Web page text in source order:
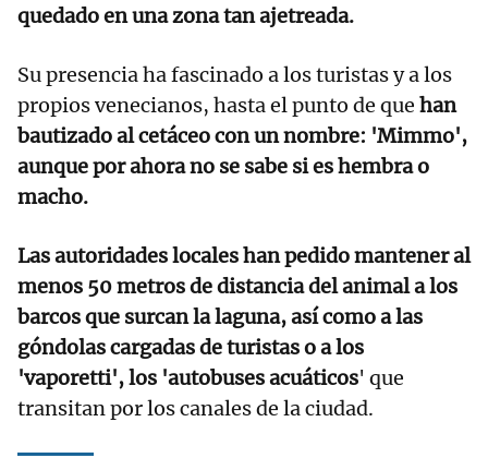
quedado en una zona tan ajetreada.
Su presencia ha fascinado a los turistas y a los
propios venecianos, hasta el punto de que han
bautizado al cetáceo con un nombre: 'Mimmo',
aunque por ahora no se sabe si es hembra o
macho.
Las autoridades locales han pedido mantener al
menos 50 metros de distancia del animal a los
barcos que surcan la laguna, así como a las
góndolas cargadas de turistas o a los
'vaporetti', los 'autobuses acuáticos' que
transitan por los canales de la ciudad.